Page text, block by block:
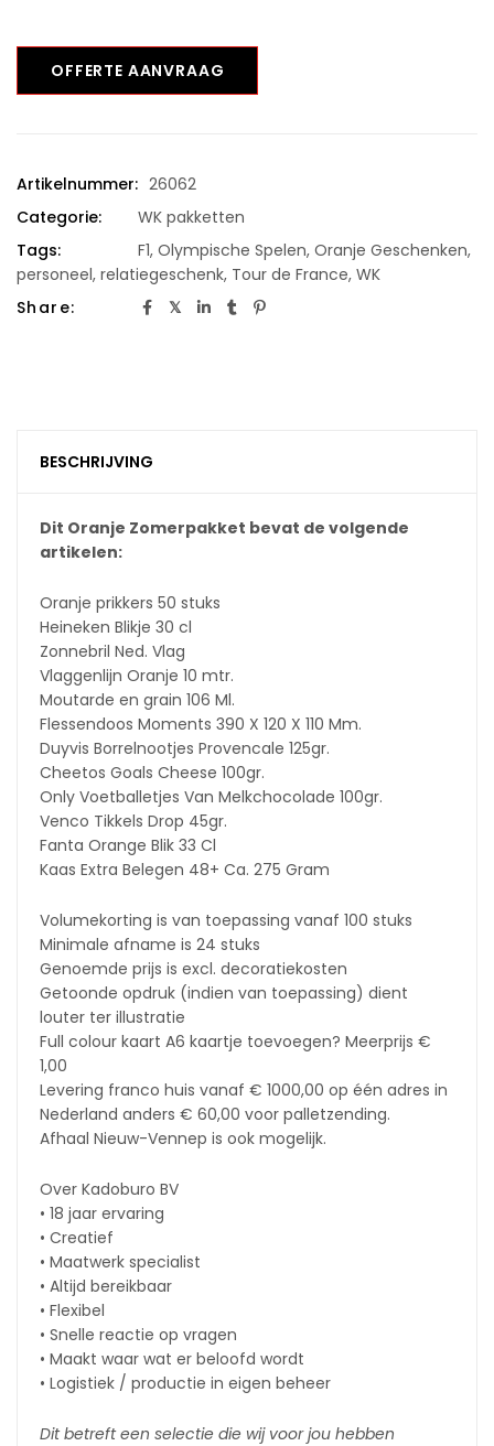
OFFERTE AANVRAAG
Artikelnummer: 26062
Categorie:
WK pakketten
Tags:
F1, Olympische Spelen, Oranje Geschenken,
personeel, relatiegeschenk, Tour de France, WK
Share:
BESCHRIJVING
Dit Oranje Zomerpakket bevat de volgende
artikelen:
Oranje prikkers 50 stuks
Heineken Blikje 30 cl
Zonnebril Ned. Vlag
Vlaggenlijn Oranje 10 mtr.
Moutarde en grain 106 Ml.
Flessendoos Moments 390 X 120 X 110 Mm.
Duyvis Borrelnootjes Provencale 125gr.
Cheetos Goals Cheese 100gr.
Only Voetballetjes Van Melkchocolade 100gr.
Venco Tikkels Drop 45gr.
Fanta Orange Blik 33 Cl
Kaas Extra Belegen 48+ Ca. 275 Gram
Volumekorting is van toepassing vanaf 100 stuks
Minimale afname is 24 stuks
Genoemde prijs is excl. decoratiekosten
Getoonde opdruk (indien van toepassing) dient
louter ter illustratie
Full colour kaart A6 kaartje toevoegen? Meerprijs €
1,00
Levering franco huis vanaf € 1000,00 op één adres in
Nederland anders € 60,00 voor palletzending.
Afhaal Nieuw-Vennep is ook mogelijk.
Over Kadoburo BV
• 18 jaar ervaring
• Creatief
• Maatwerk specialist
• Altijd bereikbaar
• Flexibel
• Snelle reactie op vragen
• Maakt waar wat er beloofd wordt
• Logistiek / productie in eigen beheer
Dit betreft een selectie die wij voor jou hebben